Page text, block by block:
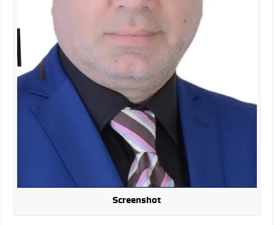
العلم
الملك يلتقي مجموعة من رفاق السلاح
الملك يتلقى اتصالا هاتفيا من العاهل البحريني
القاضي محمود أحمد فريحات.. مبارك ومزيدا من التوفيق
Screenshot